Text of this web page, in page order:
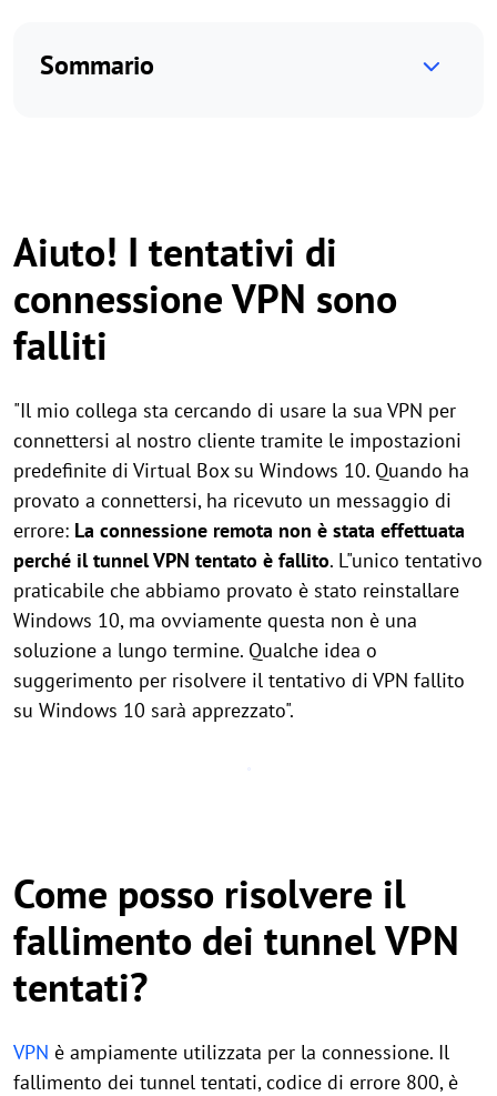
Sommario
Aiuto! I tentativi di
connessione VPN sono
falliti
"Il mio collega sta cercando di usare la sua VPN per
connettersi al nostro cliente tramite le impostazioni
predefinite di Virtual Box su Windows 10. Quando ha
provato a connettersi, ha ricevuto un messaggio di
errore: La connessione remota non è stata effettuata
perché il tunnel VPN tentato è fallito. L"unico tentativo
praticabile che abbiamo provato è stato reinstallare
Windows 10, ma ovviamente questa non è una
soluzione a lungo termine. Qualche idea o
suggerimento per risolvere il tentativo di VPN fallito
su Windows 10 sarà apprezzato".
Come posso risolvere il
fallimento dei tunnel VPN
tentati?
VPN è ampiamente utilizzata per la connessione. Il
fallimento dei tunnel tentati, codice di errore 800, è